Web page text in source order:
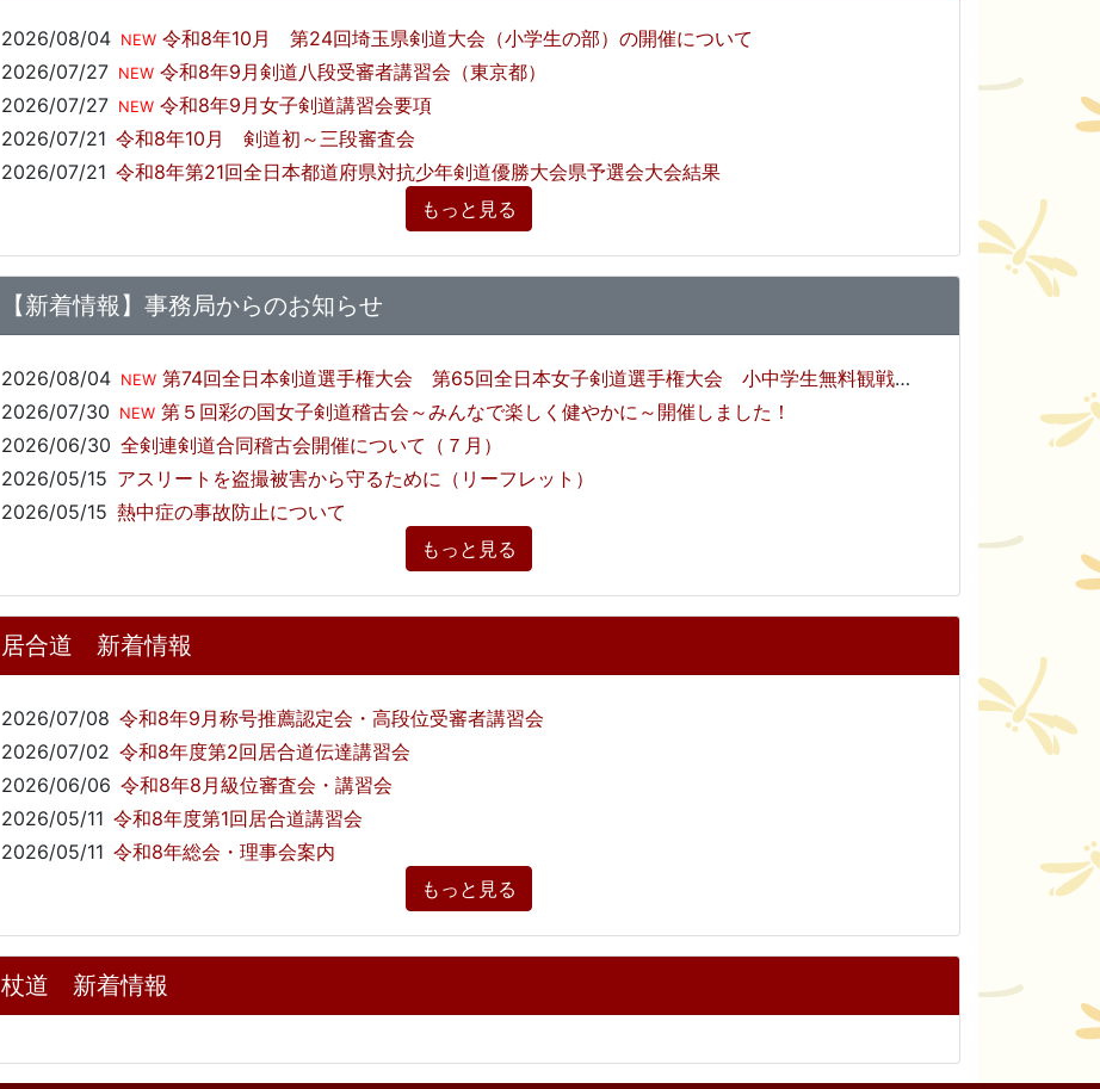
2026/08/04 NEW 令和8年10月 第24回埼玉県剣道大会（小学生の部）の開催について
2026/07/27 NEW 令和8年9月剣道八段受審者講習会（東京都）
2026/07/27 NEW 令和8年9月女子剣道講習会要項
2026/07/21 令和8年10月 剣道初～三段審査会
2026/07/21 令和8年第21回全日本都道府県対抗少年剣道優勝大会県予選会大会結果
もっと見る
【新着情報】事務局からのお知らせ
2026/08/04 NEW 第74回全日本剣道選手権大会 第65回全日本女子剣道選手権大会 小中学生無料観戦のご招待について
2026/07/30
NEW 第５回彩の国女子剣道稽古会～みんなで楽しく健やかに～開催しました！
2026/06/30 全剣連剣道合同稽古会開催について（７月）
2026/05/15 アスリートを盗撮被害から守るために（リーフレット）
2026/05/15 熱中症の事故防止について
もっと見る
居合道 新着情報
2026/07/08 令和8年9月称号推薦認定会・高段位受審者講習会
2026/07/02 令和8年度第2回居合道伝達講習会
2026/06/06 令和8年8月級位審査会・講習会
2026/05/11 令和8年度第1回居合道講習会
2026/05/11 令和8年総会・理事会案内
もっと見る
杖道 新着情報